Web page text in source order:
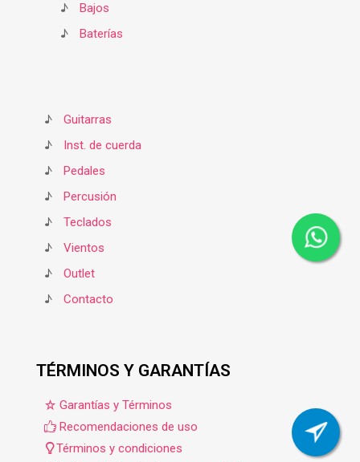
♪
Bajos
♪
Baterías
♪
Guitarras
♪
Inst. de cuerda
♪
Pedales
♪
Percusión
♪
Teclados
♪
Vientos
♪
Outlet
♪
Contacto
TÉRMINOS Y GARANTÍAS
Garantías y Términos
Recomendaciones de uso
Términos y condiciones